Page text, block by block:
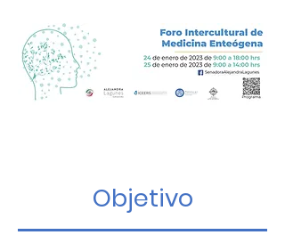
Objetivo